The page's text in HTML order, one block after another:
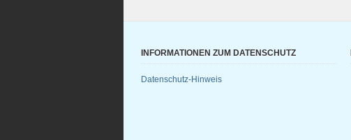
INFORMATIONEN ZUM DATENSCHUTZ
Datenschutz-Hinweis